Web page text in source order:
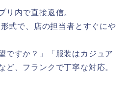
リ内で直接返信。
式で、店の担当者とすぐにや
ですか？」「服装はカジュア
ど、フランクで丁寧な対応。